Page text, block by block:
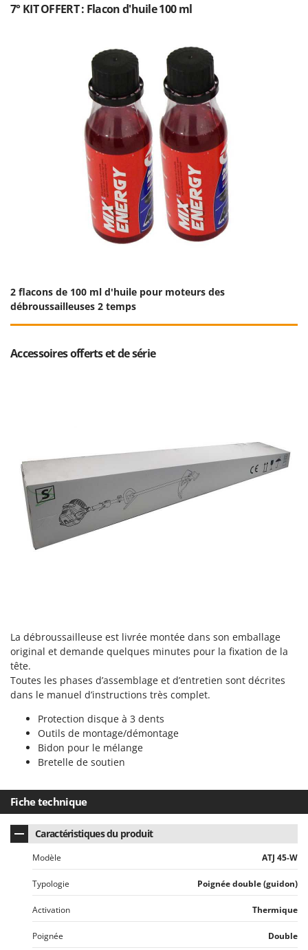
7° KIT OFFERT : Flacon d'huile 100 ml
2 flacons de 100 ml d'huile pour moteurs des
débroussailleuses 2 temps
Accessoires offerts et de série
La débroussailleuse est livrée montée dans son emballage
original et demande quelques minutes pour la fixation de la
tête.
Toutes les phases d’assemblage et d’entretien sont décrites
dans le manuel d’instructions très complet.
Protection disque à 3 dents
Outils de montage/démontage
Bidon pour le mélange
Bretelle de soutien
Fiche technique
Caractéristiques du produit
Modèle ATJ 45-W
Typologie Poignée double (guidon)
Activation Thermique
Poignée Double